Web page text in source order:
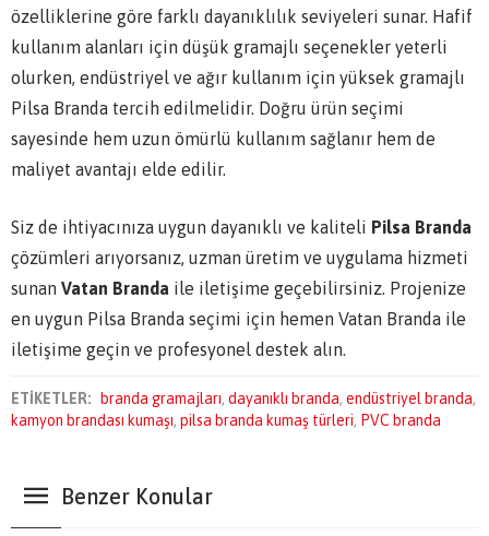
özelliklerine göre farklı dayanıklılık seviyeleri sunar. Hafif
kullanım alanları için düşük gramajlı seçenekler yeterli
olurken, endüstriyel ve ağır kullanım için yüksek gramajlı
Pilsa Branda tercih edilmelidir. Doğru ürün seçimi
sayesinde hem uzun ömürlü kullanım sağlanır hem de
maliyet avantajı elde edilir.
Siz de ihtiyacınıza uygun dayanıklı ve kaliteli Pilsa Branda
çözümleri arıyorsanız, uzman üretim ve uygulama hizmeti
sunan Vatan Branda ile iletişime geçebilirsiniz. Projenize
en uygun Pilsa Branda seçimi için hemen Vatan Branda ile
iletişime geçin ve profesyonel destek alın.
ETİKETLER: branda gramajları, dayanıklı branda, endüstriyel branda,
kamyon brandası kumaşı, pilsa branda kumaş türleri, PVC branda
Benzer Konular